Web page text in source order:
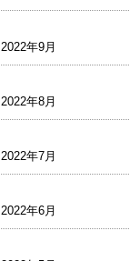
2022年9月
2022年8月
2022年7月
2022年6月